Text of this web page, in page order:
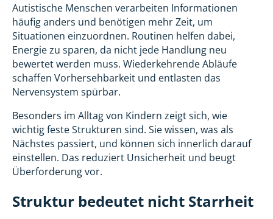
Autistische Menschen verarbeiten Informationen
häufig anders und benötigen mehr Zeit, um
Situationen einzuordnen. Routinen helfen dabei,
Energie zu sparen, da nicht jede Handlung neu
bewertet werden muss. Wiederkehrende Abläufe
schaffen Vorhersehbarkeit und entlasten das
Nervensystem spürbar.
Besonders im Alltag von Kindern zeigt sich, wie
wichtig feste Strukturen sind. Sie wissen, was als
Nächstes passiert, und können sich innerlich darauf
einstellen. Das reduziert Unsicherheit und beugt
Überforderung vor.
Struktur bedeutet nicht Starrheit